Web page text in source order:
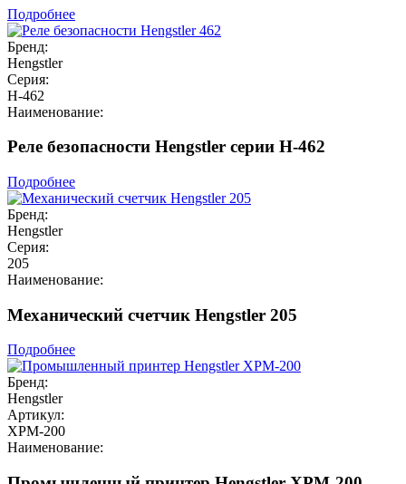
Подробнее
Бренд:
Hengstler
Серия:
H-462
Наименование:
Реле безопасности Hengstler серии H-462
Подробнее
Бренд:
Hengstler
Серия:
205
Наименование:
Механический счетчик Hengstler 205
Подробнее
Бренд:
Hengstler
Артикул:
XPM-200
Наименование: